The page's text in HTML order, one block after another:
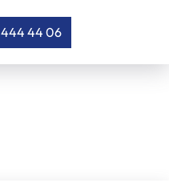
444 44 06